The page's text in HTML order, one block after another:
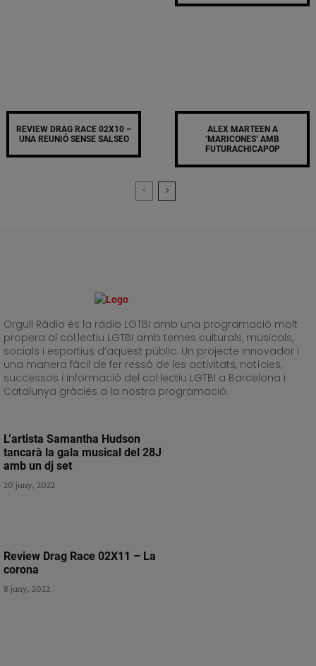
REVIEW DRAG RACE 02X10 –
UNA REUNIÓ SENSE SALSEO
ALEX MARTEEN A
‘MARICONES’ AMB
FUTURACHICAPOP
Orgull Ràdio és la ràdio LGTBI amb una programació molt
propera al col·lectiu LGTBI amb temes culturals, musicals,
socials i esportius d’aquest públic. Un projecte innovador i
una manera fàcil de fer ressò de les activitats, notícies,
successos i informació del col·lectiu LGTBI a Barcelona i
Catalunya gràcies a la nostra programació.
L’artista Samantha Hudson
tancarà la gala musical del 28J
amb un dj set
20 juny, 2022
Review Drag Race 02X11 – La
corona
8 juny, 2022